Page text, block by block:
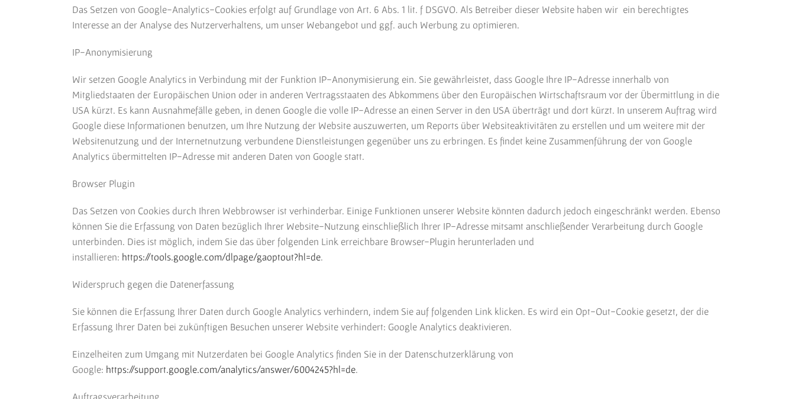
Das Setzen von Google-Analytics-Cookies erfolgt auf Grundlage von Art. 6 Abs. 1 lit. f DSGVO. Als Betreiber dieser Website haben wir ein berechtigtes
Interesse an der Analyse des Nutzerverhaltens, um unser Webangebot und ggf. auch Werbung zu optimieren.
IP-Anonymisierung
Wir setzen Google Analytics in Verbindung mit der Funktion IP-Anonymisierung ein. Sie gewährleistet, dass Google Ihre IP-Adresse innerhalb von
Mitgliedstaaten der Europäischen Union oder in anderen Vertragsstaaten des Abkommens über den Europäischen Wirtschaftsraum vor der Übermittlung in die
USA kürzt. Es kann Ausnahmefälle geben, in denen Google die volle IP-Adresse an einen Server in den USA überträgt und dort kürzt. In unserem Auftrag wird
Google diese Informationen benutzen, um Ihre Nutzung der Website auszuwerten, um Reports über Websiteaktivitäten zu erstellen und um weitere mit der
Websitenutzung und der Internetnutzung verbundene Dienstleistungen gegenüber uns zu erbringen. Es findet keine Zusammenführung der von Google
Analytics übermittelten IP-Adresse mit anderen Daten von Google statt.
Browser Plugin
Das Setzen von Cookies durch Ihren Webbrowser ist verhinderbar. Einige Funktionen unserer Website könnten dadurch jedoch eingeschränkt werden. Ebenso
können Sie die Erfassung von Daten bezüglich Ihrer Website-Nutzung einschließlich Ihrer IP-Adresse mitsamt anschließender Verarbeitung durch Google
unterbinden. Dies ist möglich, indem Sie das über folgenden Link erreichbare Browser-Plugin herunterladen und
installieren: https://tools.google.com/dlpage/gaoptout?hl=de.
Widerspruch gegen die Datenerfassung
Sie können die Erfassung Ihrer Daten durch Google Analytics verhindern, indem Sie auf folgenden Link klicken. Es wird ein Opt-Out-Cookie gesetzt, der die
Erfassung Ihrer Daten bei zukünftigen Besuchen unserer Website verhindert: Google Analytics deaktivieren.
Einzelheiten zum Umgang mit Nutzerdaten bei Google Analytics finden Sie in der Datenschutzerklärung von
Google: https://support.google.com/analytics/answer/6004245?hl=de.
Auftragsverarbeitung